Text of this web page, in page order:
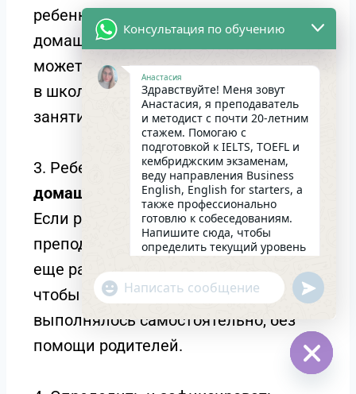
ребенка, его способности и объем
домашнего задания, которое он
может выполнять, учитывая нагрузку
в школе и другие дополнительные
занятия.
3. Ребенок долженвыполнять
домашнее задание самостоятельно
Если ребенок не смог его выполнить,
преподаватель разбирается почему и
еще раз объясняет, добиваясь того,
чтобы ВСЕ домашнее задание
выполнялось самостоятельно, без
помощи родителей.
Консультация по обучению
Анастасия
Здравствуйте! Меня зовут
Анастасия, я преподаватель
и методист с почти 20-летним
стажем. Помогаю с
подготовкой к IELTS, TOEFL и
кембриджским экзаменам,
веду направления Business
English, English for starters, а
также профессионально
готовлю к собеседованиям.
Напишите сюда, чтобы
определить текущий уровень
английского и составить
индивидуальный план
занятий. Какова главная цель
в изучении языка на
сегодняшний день?
"+chaty_settings.lang.emoji_picker+"
WhatsApp
Message